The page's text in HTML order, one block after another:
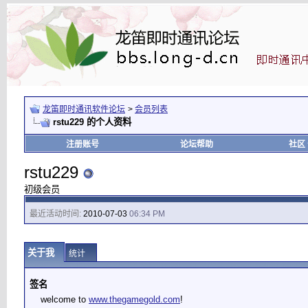
龙笛即时通讯软件论坛 > 会员列表
rstu229 的个人资料
注册账号 论坛帮助 社区
rstu229
初级会员
最近活动时间: 2010-07-03 06:34 PM
关于我 统计
签名
welcome to www.thegamegold.com!